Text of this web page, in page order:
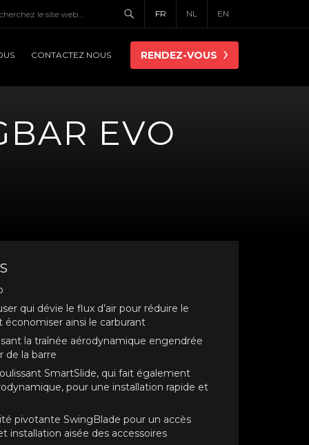
FR NL EN
CONTACTEZ NOUS RENDEZ-VOUS
EVO
qui dévie le flux d’air pour réduire le
ainsi le carburant
la traînée aérodynamique engendrée
de la barre
SmartSlide, qui fait également
pour une installation rapide et
pivotante SwingBlade pour un accès
installation aisée des accessoires